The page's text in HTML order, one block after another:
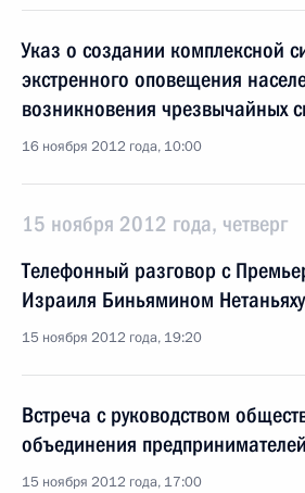
Указ о создании комплексной
экстренного оповещения
возникновения чрезвычайных
16 ноября 2012 года, 10:00
15 ноября 2012 года, четверг
Телефонный разговор с
Израиля Биньямином Нетаньяху
15 ноября 2012 года, 19:20
Встреча с руководством
объединения
15 ноября 2012 года, 17:00